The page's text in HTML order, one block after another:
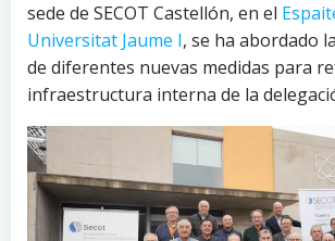
sede de SECOT Castellón, en el
Universitat Jaume I, se ha abordado
de diferentes nuevas medidas para
infraestructura interna de la